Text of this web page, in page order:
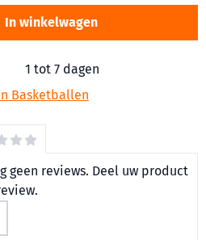
In winkelwagen
1 tot 7 dagen
Basketballen
geen reviews. Deel uw product